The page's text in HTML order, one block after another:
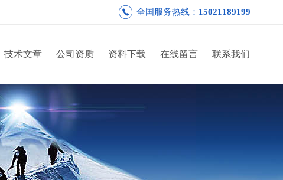
全国服务热线： 15021189199
技术文章 公司资质 资料下载 在线留言 联系我们